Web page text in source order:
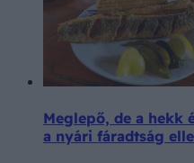
Meglepő, de a hekk
a nyári fáradtság